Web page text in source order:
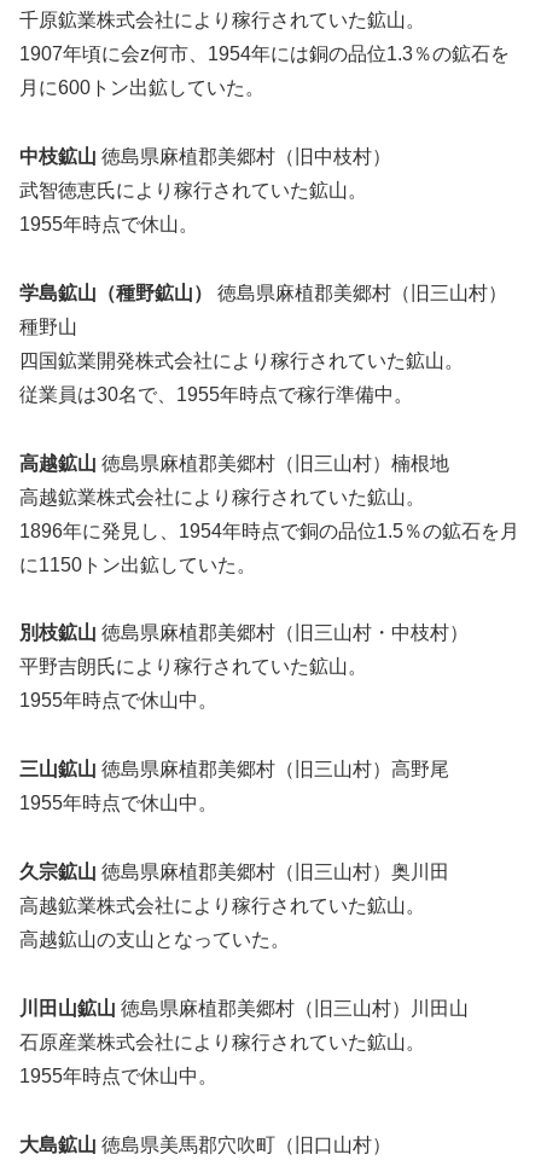
千原鉱業株式会社により稼行されていた鉱山。
1907年頃に会z何市、1954年には銅の品位1.3％の鉱石を
月に600トン出鉱していた。
中枝鉱山 徳島県麻植郡美郷村（旧中枝村）
武智徳恵氏により稼行されていた鉱山。
1955年時点で休山。
学島鉱山（種野鉱山）
徳島県麻植郡美郷村（旧三山村）
種野山
四国鉱業開発株式会社により稼行されていた鉱山。
従業員は30名で、1955年時点で稼行準備中。
高越鉱山 徳島県麻植郡美郷村（旧三山村）楠根地
高越鉱業株式会社により稼行されていた鉱山。
1896年に発見し、1954年時点で銅の品位1.5％の鉱石を月
に1150トン出鉱していた。
別枝鉱山 徳島県麻植郡美郷村（旧三山村・中枝村）
平野吉朗氏により稼行されていた鉱山。
1955年時点で休山中。
三山鉱山 徳島県麻植郡美郷村（旧三山村）高野尾
1955年時点で休山中。
久宗鉱山 徳島県麻植郡美郷村（旧三山村）奥川田
高越鉱業株式会社により稼行されていた鉱山。
高越鉱山の支山となっていた。
川田山鉱山 徳島県麻植郡美郷村（旧三山村）川田山
石原産業株式会社により稼行されていた鉱山。
1955年時点で休山中。
大島鉱山 徳島県美馬郡穴吹町（旧口山村）